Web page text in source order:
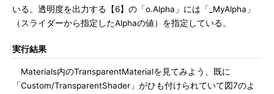
いる。透明度を出力する【6】の「o.Alpha」には「_MyAlpha」
（スライダーから指定したAlphaの値）を指定している。
実行結果
Materials内のTransparentMaterialを見てみよう、既に
「Custom/TransparentShader」がひも付けられていて図7のよ